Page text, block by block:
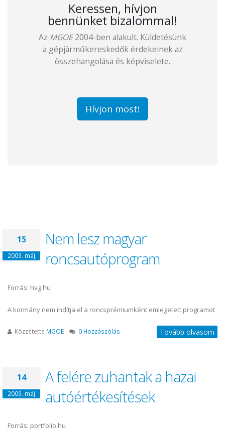
Keressen, hívjon
bennünket bizalommal!
Az MGOE2004-ben alakult. Küldetésünk
a gépjárműkereskedők érdekeinek az
összehangolása és képviselete.
Hívjon most!
15
2009. máj
Nem lesz magyar
roncsautóprogram
Forrás: hvg.hu
A kormány nem indítja el a roncsprémiumként emlegetett programot
Közzétette MGOE 0 Hozzászólás Tovább olvasom
14
2009. máj
A felére zuhantak a hazai
autóértékesítések
Forrás: portfolio.hu